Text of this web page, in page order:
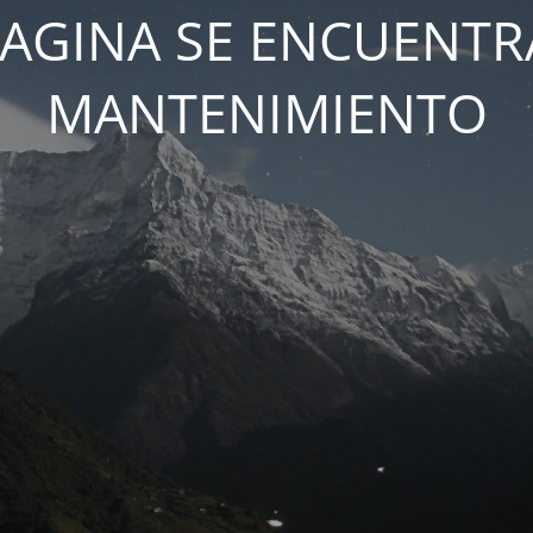
SE
MANTENIMIENTO